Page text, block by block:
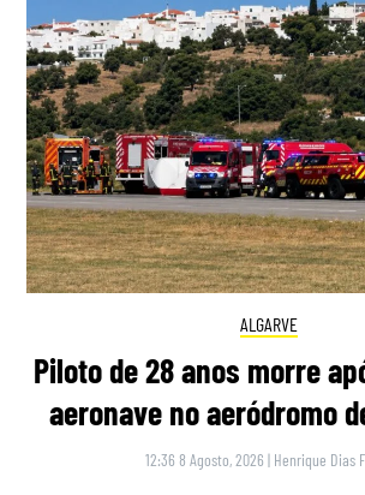
ALGARVE
Piloto de 28 anos morre
aeronave no aeródromo
12:36 8 Agosto, 2026 | Henrique Dias